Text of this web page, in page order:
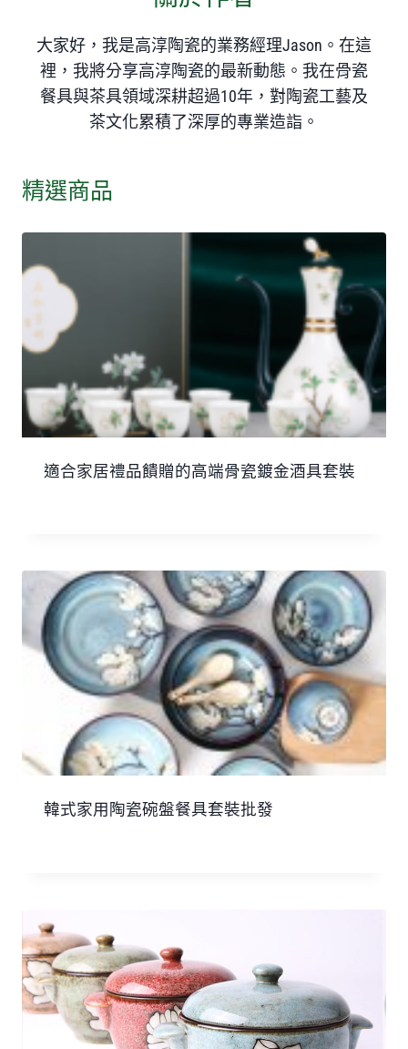
大家好，我是高淳陶瓷的業務經理Jason。在這
裡，我將分享高淳陶瓷的最新動態。我在骨瓷
餐具與茶具領域深耕超過10年，對陶瓷工藝及
茶文化累積了深厚的專業造詣。
精選商品
適合家居禮品饋贈的高端骨瓷鍍金酒具套裝
韓式家用陶瓷碗盤餐具套裝批發